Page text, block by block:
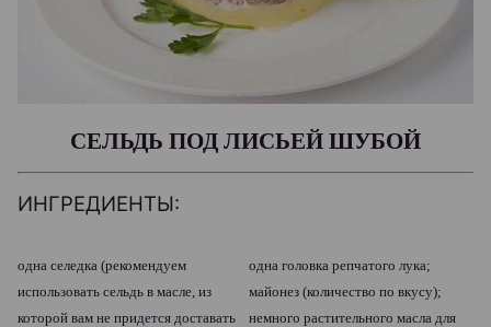
СЕЛЬДЬ ПОД ЛИСЬЕЙ ШУБОЙ
ИНГРЕДИЕНТЫ:
одна селедка (рекомендуем
использовать сельдь в масле, из
которой вам не придется доставать
одна головка репчатого лука;
майонез (количество по вкусу);
немного растительного масла для